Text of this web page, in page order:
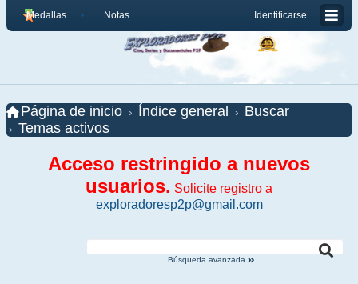
Identificarse
Medallas Notas
Página de inicio Índice general
Buscar
Temas activos
Acceso restringido a nuevos
usuarios. Solicite registro a
exploradoresp2p@gmail.com
Búsqueda avanzada